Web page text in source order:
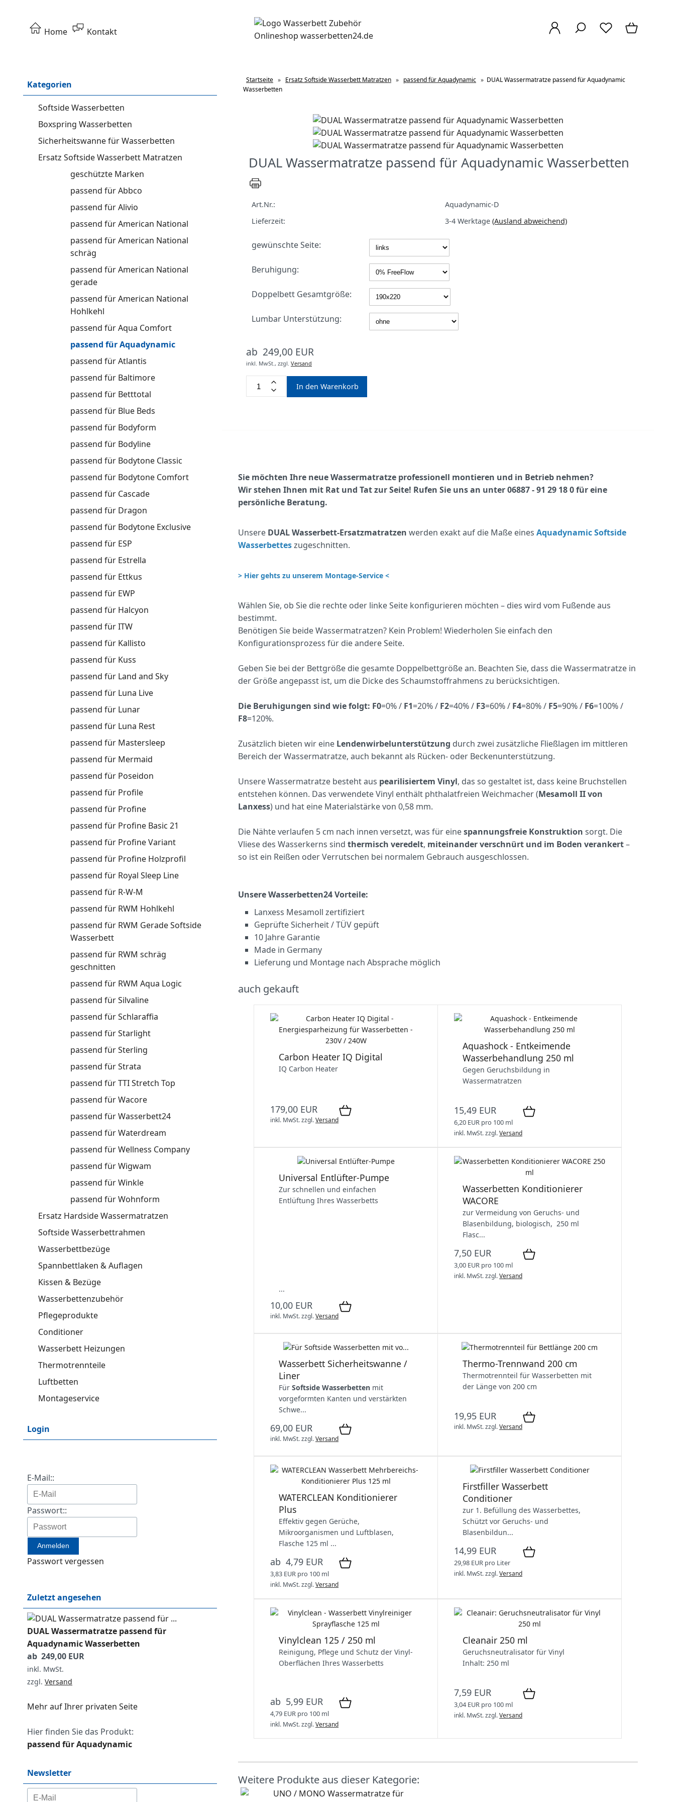
Home Kontakt
Kategorien
Softside Wasserbetten
Boxspring Wasserbetten
Sicherheitswanne für Wasserbetten
Ersatz Softside Wasserbett Matratzen
geschützte Marken
passend für Abbco
passend für Alivio
passend für American National
passend für American National
schräg
passend für American National
gerade
passend für American National
Hohlkehl
passend für Aqua Comfort
passend für Aquadynamic
passend für Atlantis
passend für Baltimore
passend für Betttotal
passend für Blue Beds
passend für Bodyform
passend für Bodyline
passend für Bodytone Classic
passend für Bodytone Comfort
passend für Cascade
passend für Dragon
passend für Bodytone Exclusive
passend für ESP
passend für Estrella
passend für Ettkus
passend für EWP
passend für Halcyon
passend für ITW
passend für Kallisto
passend für Kuss
passend für Land and Sky
passend für Luna Live
passend für Lunar
passend für Luna Rest
passend für Mastersleep
passend für Mermaid
passend für Poseidon
passend für Profile
passend für Profine
passend für Profine Basic 21
passend für Profine Variant
passend für Profine Holzprofil
passend für Royal Sleep Line
passend für R-W-M
passend für RWM Hohlkehl
passend für RWM Gerade Softside
Wasserbett
passend für RWM schräg
geschnitten
passend für RWM Aqua Logic
passend für Silvaline
passend für Schlaraffia
passend für Starlight
passend für Sterling
passend für Strata
passend für TTI Stretch Top
passend für Wacore
passend für Wasserbett24
passend für Waterdream
passend für Wellness Company
passend für Wigwam
passend für Winkle
passend für Wohnform
Ersatz Hardside Wassermatratzen
Softside Wasserbettrahmen
Wasserbettbezüge
Spannbettlaken & Auflagen
Kissen & Bezüge
Wasserbettenzubehör
Pflegeprodukte
Conditioner
Wasserbett Heizungen
Thermotrennteile
Luftbetten
Montageservice
Login
E-Mail::
Passwort::
Passwort vergessen
Zuletzt angesehen
DUAL Wassermatratze passend für
Aquadynamic Wasserbetten
ab 249,00 EUR
inkl. MwSt.
zzgl. Versand
Mehr auf Ihrer privaten Seite
Hier finden Sie das Produkt:
passend für Aquadynamic
Newsletter
Startseite » Ersatz Softside Wasserbett Matratzen » passend für Aquadynamic » DUAL Wassermatratze passend für Aquadynamic
Wasserbetten
DUAL Wassermatratze passend für Aquadynamic Wasserbetten
Art.Nr.:
Aquadynamic-D
Lieferzeit:
3-4 Werktage (Ausland abweichend)
gewünschte Seite:
Beruhigung:
Doppelbett Gesamtgröße:
Lumbar Unterstützung:
ab 249,00 EUR
inkl. MwSt., zzgl. Versand
In den Warenkorb
Sie möchten Ihre neue Wassermatratze professionell montieren und in Betrieb nehmen?
Wir stehen Ihnen mit Rat und Tat zur Seite! Rufen Sie uns an unter 06887 - 91 29 18 0 für eine
persönliche Beratung.
Unsere DUAL Wasserbett-Ersatzmatratzen werden exakt auf die Maße eines Aquadynamic Softside
Wasserbetteszugeschnitten.
> Hier gehts zu unserem Montage-Service <
Wählen Sie, ob Sie die rechte oder linke Seite konfigurieren möchten – dies wird vom Fußende aus
bestimmt.
Benötigen Sie beide Wassermatratzen? Kein Problem! Wiederholen Sie einfach den
Konfigurationsprozess für die andere Seite.
Geben Sie bei der Bettgröße die gesamte Doppelbettgröße an. Beachten Sie, dass die Wassermatratze in
der Größe angepasst ist, um die Dicke des Schaumstoffrahmens zu berücksichtigen.
Die Beruhigungen sind wie folgt: F0=0% / F1=20% / F2=40% / F3=60% / F4=80% / F5=90% / F6=100% /
F8=120%.
Zusätzlich bieten wir eine Lendenwirbelunterstützung durch zwei zusätzliche Fließlagen im mittleren
Bereich der Wassermatratze, auch bekannt als Rücken- oder Beckenunterstützung.
Unsere Wassermatratze besteht aus pearilisiertem Vinyl, das so gestaltet ist, dass keine Bruchstellen
entstehen können. Das verwendete Vinyl enthält phthalatfreien Weichmacher (Mesamoll II von
Lanxess) und hat eine Materialstärke von 0,58 mm.
Die Nähte verlaufen 5 cm nach innen versetzt, was für einespannungsfreie Konstruktion sorgt. Die
Vliese des Wasserkerns sind thermisch veredelt, miteinander verschnürt und im Boden verankert–
so ist ein Reißen oder Verrutschen bei normalem Gebrauch ausgeschlossen.
Unsere Wasserbetten24 Vorteile:
Lanxess Mesamoll zertifiziert
Geprüfte Sicherheit / TÜV gepüft
10 Jahre Garantie
Made in Germany
Lieferung und Montage nach Absprache möglich
auch gekauft
Carbon Heater IQ Digital
IQ Carbon Heater
179,00 EUR
inkl. MwSt.zzgl.Versand
Aquashock - Entkeimende
Wasserbehandlung 250 ml
Gegen Geruchsbildung in
Wassermatratzen
15,49 EUR
6,20 EUR pro 100 ml
inkl. MwSt.zzgl.Versand
Universal Entlüfter-Pumpe
Zur schnellen und einfachen
Entlüftung Ihres Wasserbetts
...
10,00 EUR
inkl. MwSt.zzgl.Versand
Wasserbetten Konditionierer
WACORE
zur Vermeidung von Geruchs- und
Blasenbildung, biologisch, 250 ml
Flasc...
7,50 EUR
3,00 EUR pro 100 ml
inkl. MwSt.zzgl.Versand
Wasserbett Sicherheitswanne /
Liner
Für Softside Wasserbetten mit
vorgeformten Kanten und verstärkten
Schwe...
69,00 EUR
inkl. MwSt.zzgl.Versand
Thermo-Trennwand 200 cm
Thermotrennteil für Wasserbetten mit
der Länge von 200 cm
19,95 EUR
inkl. MwSt.zzgl.Versand
WATERCLEAN Konditionierer
Plus
Effektiv gegen Gerüche,
Mikroorganismen und Luftblasen,
Flasche 125 ml ...
ab 4,79 EUR
3,83 EUR pro 100 ml
inkl. MwSt.zzgl.Versand
Firstfiller Wasserbett
Conditioner
zur 1. Befüllung des Wasserbettes,
Schützt vor Geruchs- und
Blasenbildun...
14,99 EUR
29,98 EUR pro Liter
inkl. MwSt.zzgl.Versand
Vinylclean 125 / 250 ml
Reinigung, Pflege und Schutz der Vinyl-
Oberflächen Ihres Wasserbetts
ab 5,99 EUR
4,79 EUR pro 100 ml
inkl. MwSt.zzgl.Versand
Cleanair 250 ml
Geruchsneutralisator für Vinyl
Inhalt: 250 ml
7,59 EUR
3,04 EUR pro 100 ml
inkl. MwSt.zzgl.Versand
Weitere Produkte aus dieser Kategorie: